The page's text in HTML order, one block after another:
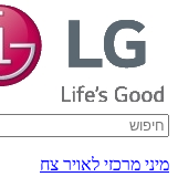
מיני מרכזי לאויר צח